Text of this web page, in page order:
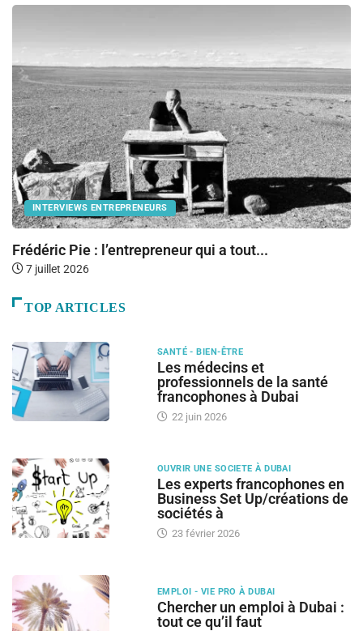
INTERVIEWS ENTREPRENEURS
Frédéric Pie : l’entrepreneur qui a tout...
7 juillet 2026
TOP ARTICLES
SANTÉ - BIEN-ÊTRE
Les médecins et
professionnels de la santé
francophones à Dubai
22 juin 2026
OUVRIR UNE SOCIETE À DUBAI
Les experts francophones en
Business Set Up/créations de
sociétés à
23 février 2026
EMPLOI - VIE PRO À DUBAI
Chercher un emploi à Dubai :
tout ce qu’il faut